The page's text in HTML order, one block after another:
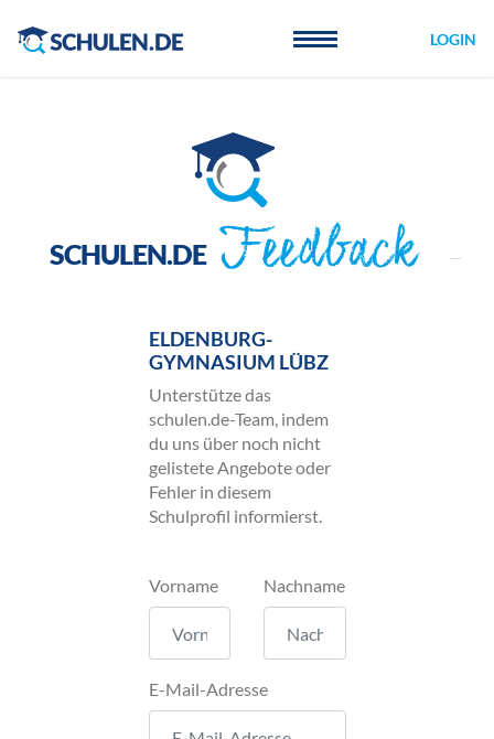
LOGIN
SCHULEN.DE Feedback
ELDENBURG-
GYMNASIUM LÜBZ
Unterstütze das
schulen.de-Team, indem
du uns über noch nicht
gelistete Angebote oder
Fehler in diesem
Schulprofil informierst.
Vorname Nachname
E-Mail-Adresse